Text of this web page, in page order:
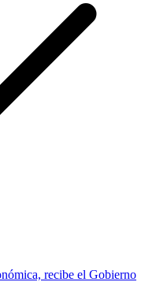
recibe el Gobierno